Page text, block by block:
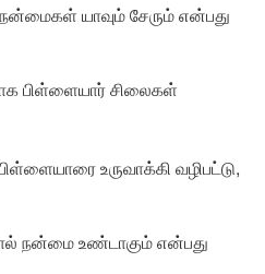
யாவும் சேரும் என்பது
பிள்ளையார் சிலைகள்
உருவாக்கி வழிபட்டு,
நன்மை உண்டாகும் என்பது